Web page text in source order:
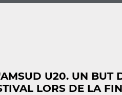
U20. UN BUT
LORS DE LA